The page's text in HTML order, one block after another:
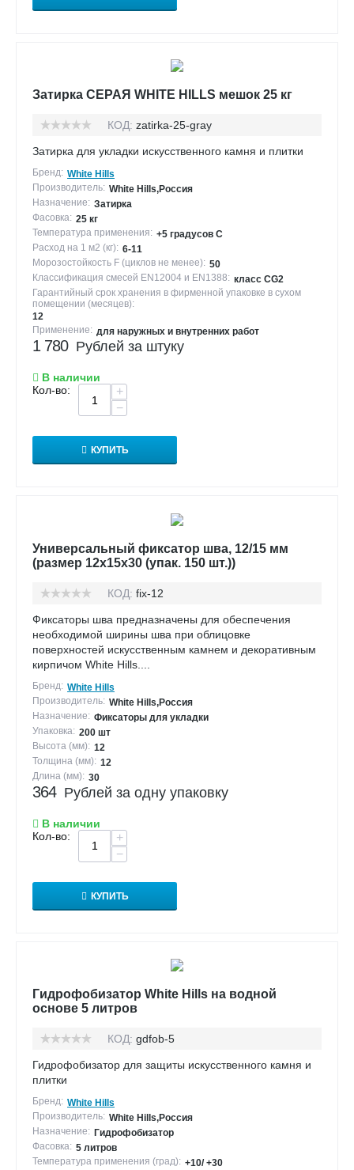
Затирка СЕРАЯ WHITE HILLS мешок 25 кг
КОД: zatirka-25-gray
Затирка для укладки искусственного камня и плитки
Бренд: White Hills
Производитель: White Hills,Россия
Назначение: Затирка
Фасовка: 25 кг
Температура применения: +5 градусов С
Расход на 1 м2 (кг): 6-11
Морозостойкость F (циклов не менее): 50
Классификация смесей EN12004 и EN1388: класс CG2
Гарантийный срок хранения в фирменной упаковке в сухом
помещении (месяцев):
12
Применение: для наружных и внутренних работ
1 780 Рублей за штуку
В наличии
Кол-во:
+
−
КУПИТЬ
Универсальный фиксатор шва, 12/15 мм
(размер 12х15х30 (упак. 150 шт.))
КОД: fix-12
Фиксаторы шва предназначены для обеспечения
необходимой ширины шва при облицовке
поверхностей искусственным камнем и декоративным
кирпичом White Hills....
Бренд: White Hills
Производитель: White Hills,Россия
Назначение: Фиксаторы для укладки
Упаковка: 200 шт
Высота (мм): 12
Толщина (мм): 12
Длина (мм): 30
364 Рублей за одну упаковку
В наличии
Кол-во:
+
−
КУПИТЬ
Гидрофобизатор White Hills на водной
основе 5 литров
КОД: gdfob-5
Гидрофобизатор для защиты искусственного камня и
плитки
Бренд: White Hills
Производитель: White Hills,Россия
Назначение: Гидрофобизатор
Фасовка: 5 литров
Температура применения (град): +10/ +30